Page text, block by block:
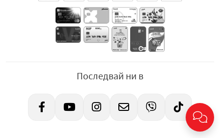
Последвай ни в